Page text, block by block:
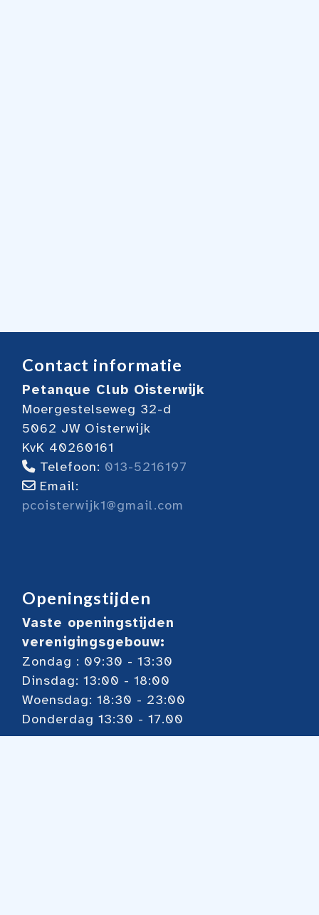
Contact informatie
Petanque Club Oisterwijk
Moergestelseweg 32-d
5062 JW Oisterwijk
KvK 40260161
Telefoon: 013-5216197
Email:
pcoisterwijk1@gmail.com
Openingstijden
Vaste openingstijden
verenigingsgebouw:
Zondag : 09:30 - 13:30
Dinsdag: 13:00 - 18:00
Woensdag: 18:30 - 23:00
Donderdag 13:30 - 17.00